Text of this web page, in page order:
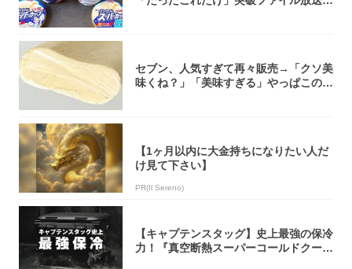
セブン、人気すぎて再々販売→「クソ美
味くね？」「美味すぎる」やっぱこのク
【1ヶ月以内に大金持ちになりたい人だ
け見て下さい】
PR(Il Sereno)
【キャプテンスタッグ】史上最強の保冷
力！『真空断熱スーパーコールドクーラ